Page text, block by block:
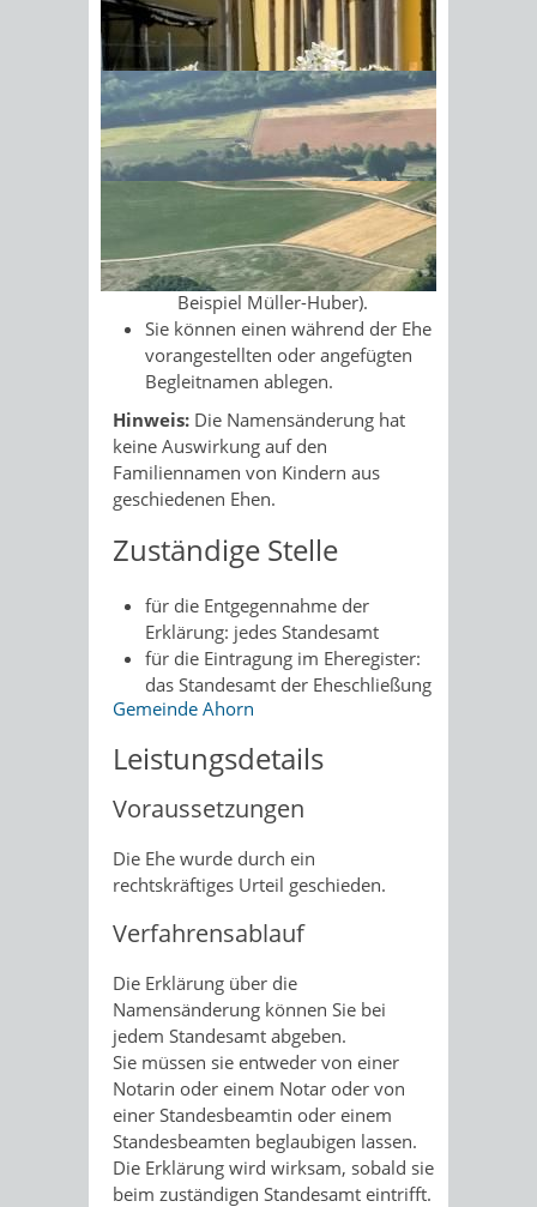
Sonnenschein am Morgen im
Ahornwald
Ehenamens geführten Namen
wieder annehmen.
Sie können dem Ehenamen
folgende Namen voranstellen oder
anfügen:
Ihren Geburtsnamen oder
den zur Zeit der Erklärung über
die Bestimmung des
Ehenamens geführten Namen
Erlaubt sind höchstens
zweigliedrige Namen (zum
Beispiel Müller-Huber).
Sie können einen während der Ehe
vorangestellten oder angefügten
Begleitnamen ablegen.
Hinweis: Die Namensänderung hat
keine Auswirkung auf den
Familiennamen von Kindern aus
geschiedenen Ehen.
Zuständige Stelle
für die Entgegennahme der
Erklärung: jedes Standesamt
für die Eintragung im Eheregister:
das Standesamt der Eheschließung
Gemeinde Ahorn
Leistungsdetails
Voraussetzungen
Die Ehe wurde durch ein
rechtskräftiges Urteil geschieden.
Verfahrensablauf
Die Erklärung über die
Namensänderung können Sie bei
jedem Standesamt abgeben.
Sie müssen sie entweder von einer
Notarin oder einem Notar oder von
einer Standesbeamtin oder einem
Standesbeamten beglaubigen lassen.
Die Erklärung wird wirksam, sobald sie
beim zuständigen Standesamt eintrifft.